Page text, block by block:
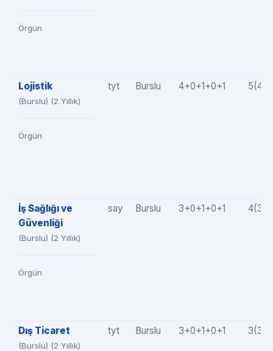
Örgün
Lojistik
(Burslu) (2 Yıllık)
Örgün
tyt Burslu 4+0+1+0+1
İş Sağlığı ve
Güvenliği
(Burslu) (2 Yıllık)
Örgün
say Burslu 3+0+1+0+1
Dış Ticaret
(Burslu) (2 Yıllık)
tyt Burslu 3+0+1+0+1